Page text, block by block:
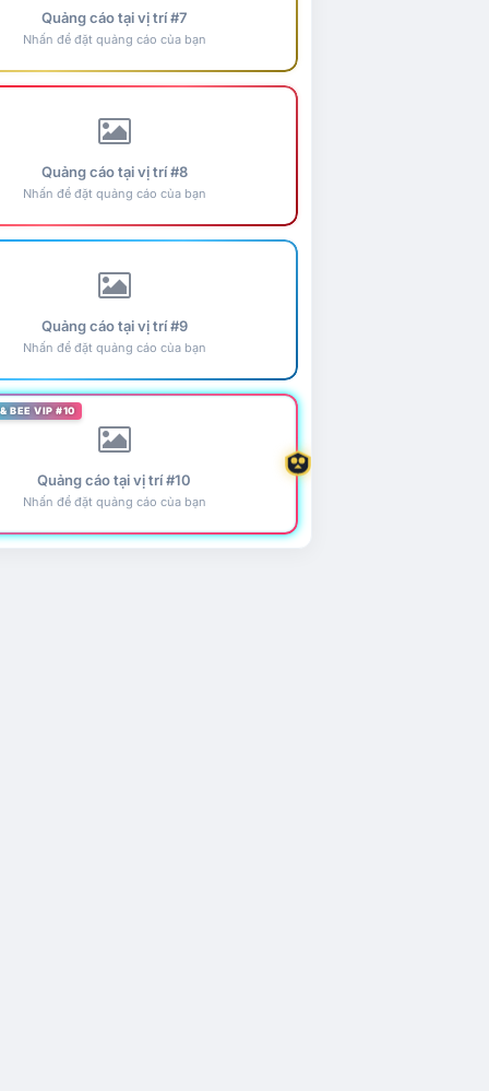
Quảng cáo tại vị trí #7
Nhấn để đặt quảng cáo của bạn
Quảng cáo tại vị trí #8
Nhấn để đặt quảng cáo của bạn
Quảng cáo tại vị trí #9
Nhấn để đặt quảng cáo của bạn
BEE VIP #10
Quảng cáo tại vị trí #10
Nhấn để đặt quảng cáo của bạn